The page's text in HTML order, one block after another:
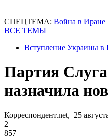
СПЕЦТЕМА: Война в Иране
ВСЕ ТЕМЫ
Вступление Украины в
Партия
назначила
Корреспондент.net, 25
2
857